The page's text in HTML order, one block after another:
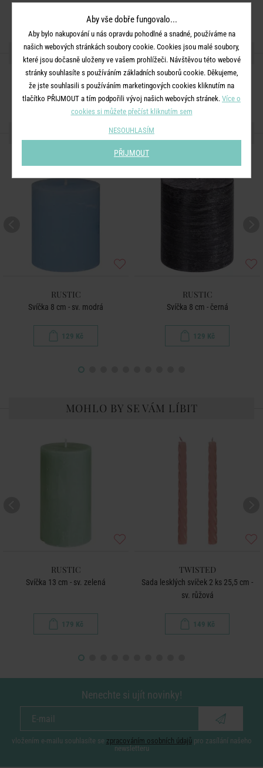
SDÍLEJTE S PŘÁTELI
DALŠÍ PRODUKTY ZE SÉRIE
RUSTIC
Svíčka 8 cm - sv. modrá
129 Kč
RUSTIC
Svíčka 8 cm - černá
129 Kč
MOHLO BY SE VÁM LÍBIT
RUSTIC
Svíčka 13 cm - sv. zelená
179 Kč
TWISTED
Sada lesklých svíček 2 ks 25,5 cm -
sv. růžová
149 Kč
Nenechte si ujít novinky!
vložením e-mailu souhlasíte se zpracováním osobních údajů pro zasílání našeho
newsletteru
Aby vše dobře fungovalo...
Aby bylo nakupování u nás opravdu pohodlné a snadné, používáme na
našich webových stránkách soubory cookie. Cookies jsou malé soubory,
které jsou dočasně uloženy ve vašem prohlížeči. Návštěvou této webové
stránky souhlasíte s používáním základních souborů cookie. Děkujeme,
že jste souhlasili s používáním marketingových cookies kliknutím na
tlačítko PŘIJMOUT a tím podpořili vývoj našich webových stránek. Více o
cookies si můžete přečíst kliknutím sem
NESOUHLASÍM
PŘIJMOUT